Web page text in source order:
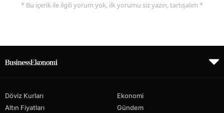
* Bu içerik ile ilgili yorum yok, ilk yorumu siz yazın, tartışalım *
Döviz Kurları
Altın Fiyatları
Ekonomi
Gündem